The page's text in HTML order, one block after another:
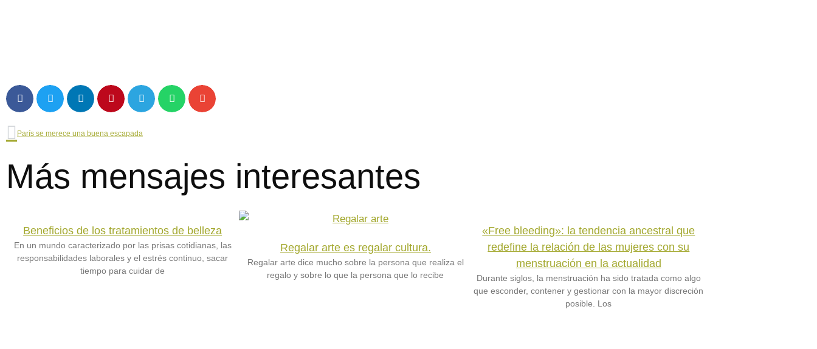
Ant
París se merece una buena escapada
Más mensajes interesantes
Beneficios de los tratamientos de belleza
En un mundo caracterizado por las prisas cotidianas, las
responsabilidades laborales y el estrés continuo, sacar
tiempo para cuidar de
Regalar arte es regalar cultura.
Regalar arte dice mucho sobre la persona que realiza el
regalo y sobre lo que la persona que lo recibe
«Free bleeding»: la tendencia ancestral que
redefine la relación de las mujeres con su
menstruación en la actualidad
Durante siglos, la menstruación ha sido tratada como algo
que esconder, contener y gestionar con la mayor discreción
posible. Los